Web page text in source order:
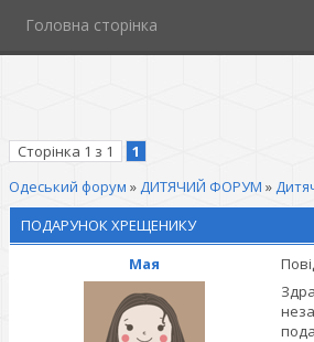
Головна сторінка
Сторінка 1 з 1
1
Одеський форум »ДИТЯЧИЙ ФОРУМ »
ПОДАРУНОК ХРЕЩЕНИКУ
Мая